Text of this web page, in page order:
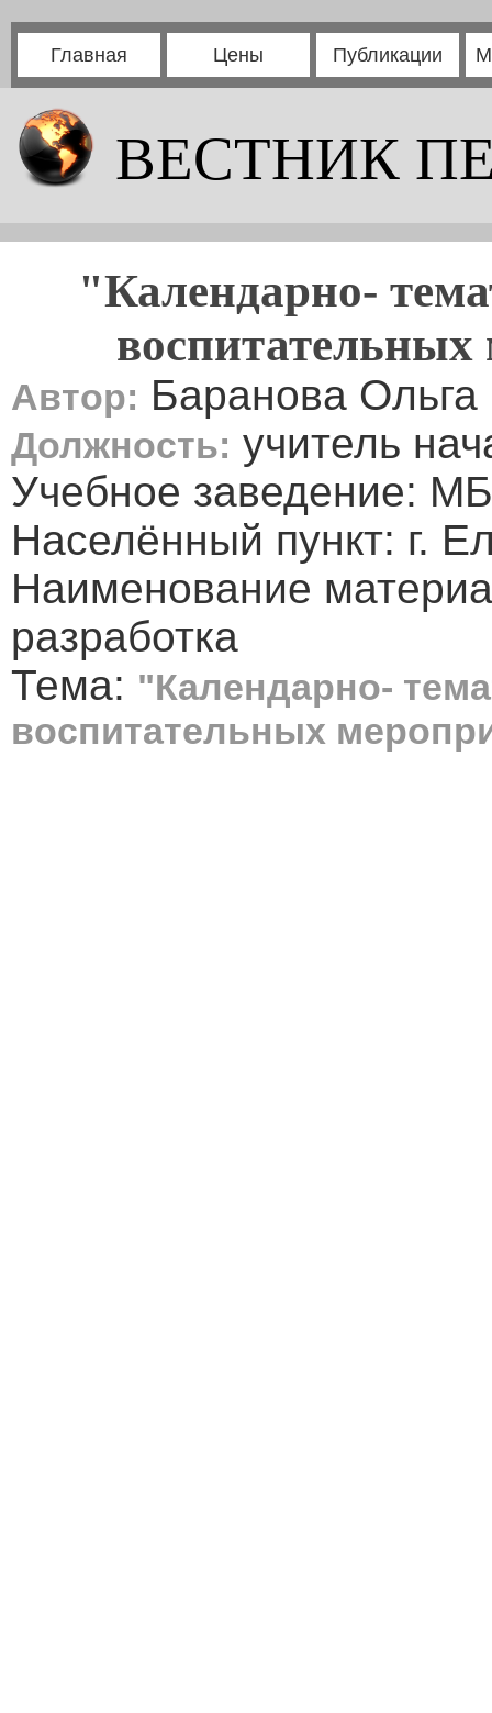
Главная Цены Публикации
ВЕСТНИК
"Календарно-
Автор: Баранова Ольга
Должность: учитель
Учебное заведение:
Населённый пункт: г.
Наименование
разработка
Тема: "Календарно-
воспитательных